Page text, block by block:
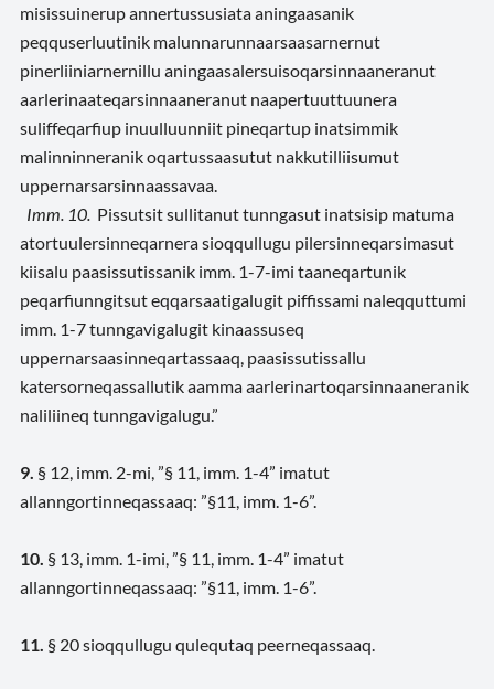
misissuinerup annertussusiata aningaasanik
peqquserluutinik malunnarunnaarsaasarnernut
pinerliiniarnernillu aningaasalersuisoqarsinnaaneranut
aarlerinaateqarsinnaaneranut naapertuuttuunera
suliffeqarfiup inuulluunniit pineqartup inatsimmik
malinninneranik oqartussaasutut nakkutilliisumut
uppernarsarsinnaassavaa.
Imm. 10. Pissutsit sullitanut tunngasut inatsisip matuma
atortuulersinneqarnera sioqqullugu pilersinneqarsimasut
kiisalu paasissutissanik imm. 1-7-imi taaneqartunik
peqarfiunngitsut eqqarsaatigalugit piffissami naleqquttumi
imm. 1-7 tunngavigalugit kinaassuseq
uppernarsaasinneqartassaaq, paasissutissallu
katersorneqassallutik aamma aarlerinartoqarsinnaaneranik
naliliineq tunngavigalugu.”
9. § 12, imm. 2-mi, ”§ 11, imm. 1-4” imatut
allanngortinneqassaaq: ”§11, imm. 1-6”.
10. § 13, imm. 1-imi, ”§ 11, imm. 1-4” imatut
allanngortinneqassaaq: ”§11, imm. 1-6”.
11. § 20 sioqqullugu qulequtaq peerneqassaaq.